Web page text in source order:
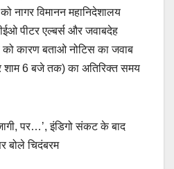
नागर विमानन महानिदेशालय
पीटर एल्बर्स और जवाबदेह
को कारण बताओ नोटिस का जवाब
शाम 6 बजे तक) का अतिरिक्त समय
पर…’, इंडिगो संकट के बाद
बोले चिदंबरम